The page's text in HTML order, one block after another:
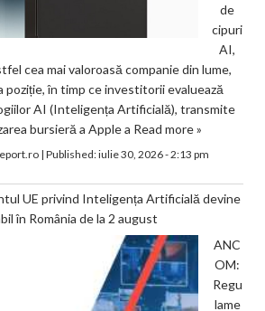
de
cipuri
AI,
cea mai valoroasă companie din lume,
poziție, în timp ce investitorii evaluează
AI (Inteligența Artificială), transmite
bursieră a Apple a Read more »
| Published:iulie 30, 2026 - 2:13 pm
UE privind Inteligența Artificială devine
în România de la 2 august
ANC
OM:
Regu
lame